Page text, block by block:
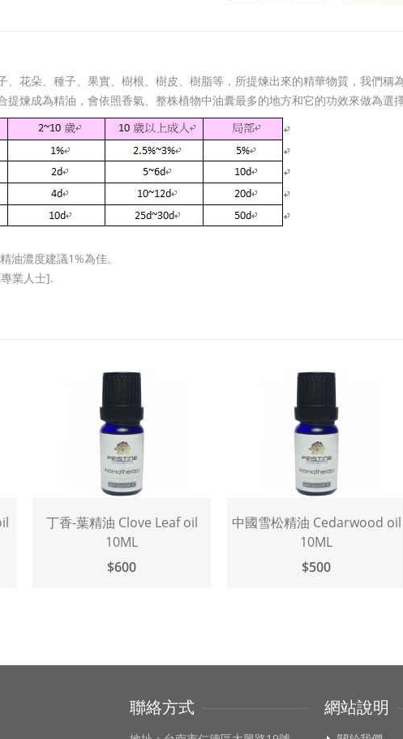
、花朵、種子、果實、樹根、樹皮、樹脂等，所提煉出來的精華物質，我們稱為
提煉成為精油，會依照香氣、整株植物中油囊最多的地方和它的功效來做為選
油濃度建議1%為佳。
業人士].
丁香-葉精油 Clove Leaf oil
10ML
$600
中國雪松精油 Cedarwood oil
10ML
$500
聯絡方式 網站說明